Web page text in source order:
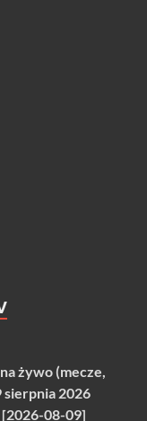
żywo (mecze,
sierpnia 2026
[2026-08-09]